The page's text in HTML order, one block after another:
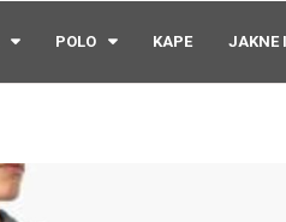
POLO KAPE JAKNE